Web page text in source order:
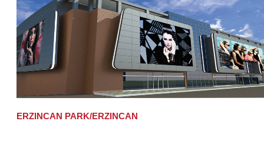
ERZINCAN PARK/ERZINCAN